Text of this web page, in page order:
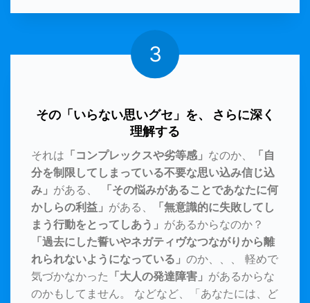
3
その「いらない思いグセ」を、 さらに深く
理解する
それは 「コンプレックスや劣等感」 なのか、
「自
分を制限してしまっている不要な思い込み信じ込
み」 がある、
「その悩みがあることであなたに何
かしらの利益」 がある、
「無意識的に失敗してし
まう行動をとってしあう」 があるからなのか？
「過去にした誓いやネガティヴなつながりから離
れられないようになっている」 のか、、、 軽めで
気づかなかった 「大人の発達障害」 があるからな
のかもしてません。 などなど、「あなたには、ど